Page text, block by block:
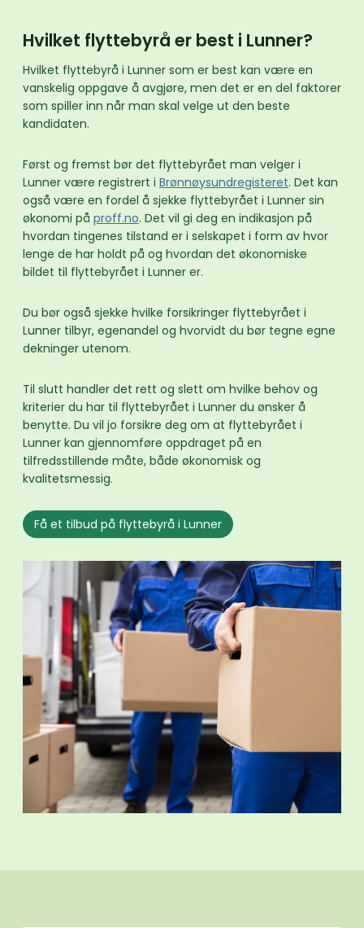
Hvilket flyttebyrå er best i Lunner?
Hvilket flyttebyrå i Lunner som er best kan være en
vanskelig oppgave å avgjøre, men det er en del faktorer
som spiller inn når man skal velge ut den beste
kandidaten.
Først og fremst bør det flyttebyrået man velger i
Lunner være registrert i Brønnøysundregisteret. Det kan
også være en fordel å sjekke flyttebyrået i Lunner sin
økonomi på proff.no. Det vil gi deg en indikasjon på
hvordan tingenes tilstand er i selskapet i form av hvor
lenge de har holdt på og hvordan det økonomiske
bildet til flyttebyrået i Lunner er.
Du bør også sjekke hvilke forsikringer flyttebyrået i
Lunner tilbyr, egenandel og hvorvidt du bør tegne egne
dekninger utenom.
Til slutt handler det rett og slett om hvilke behov og
kriterier du har til flyttebyrået i Lunner du ønsker å
benytte. Du vil jo forsikre deg om at flyttebyrået i
Lunner kan gjennomføre oppdraget på en
tilfredsstillende måte, både økonomisk og
kvalitetsmessig.
Få et tilbud på flyttebyrå i Lunner